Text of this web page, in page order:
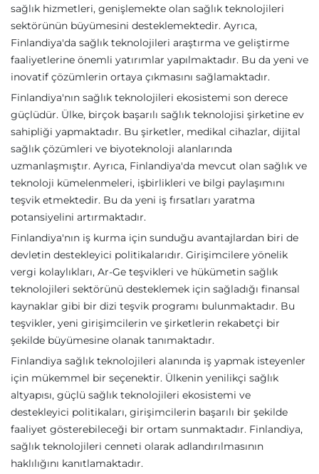
sağlık hizmetleri, genişlemekte olan sağlık teknolojileri
sektörünün büyümesini desteklemektedir. Ayrıca,
Finlandiya'da sağlık teknolojileri araştırma ve geliştirme
faaliyetlerine önemli yatırımlar yapılmaktadır. Bu da yeni ve
inovatif çözümlerin ortaya çıkmasını sağlamaktadır.
Finlandiya'nın sağlık teknolojileri ekosistemi son derece
güçlüdür. Ülke, birçok başarılı sağlık teknolojisi şirketine ev
sahipliği yapmaktadır. Bu şirketler, medikal cihazlar, dijital
sağlık çözümleri ve biyoteknoloji alanlarında
uzmanlaşmıştır. Ayrıca, Finlandiya'da mevcut olan sağlık ve
teknoloji kümelenmeleri, işbirlikleri ve bilgi paylaşımını
teşvik etmektedir. Bu da yeni iş fırsatları yaratma
potansiyelini artırmaktadır.
Finlandiya'nın iş kurma için sunduğu avantajlardan biri de
devletin destekleyici politikalarıdır. Girişimcilere yönelik
vergi kolaylıkları, Ar-Ge teşvikleri ve hükümetin sağlık
teknolojileri sektörünü desteklemek için sağladığı finansal
kaynaklar gibi bir dizi teşvik programı bulunmaktadır. Bu
teşvikler, yeni girişimcilerin ve şirketlerin rekabetçi bir
şekilde büyümesine olanak tanımaktadır.
Finlandiya sağlık teknolojileri alanında iş yapmak isteyenler
için mükemmel bir seçenektir. Ülkenin yenilikçi sağlık
altyapısı, güçlü sağlık teknolojileri ekosistemi ve
destekleyici politikaları, girişimcilerin başarılı bir şekilde
faaliyet gösterebileceği bir ortam sunmaktadır. Finlandiya,
sağlık teknolojileri cenneti olarak adlandırılmasının
haklılığını kanıtlamaktadır.